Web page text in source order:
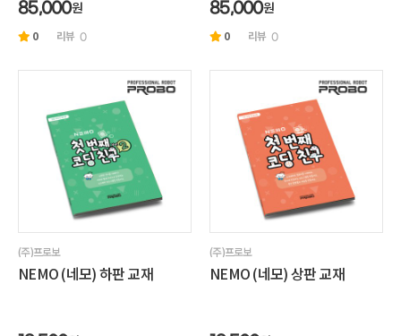
85,000원
0 리뷰 0
85,000원
0 리뷰 0
(주)프로보
NEMO (네모) 하판 교재
(주)프로보
NEMO (네모) 상판 교재